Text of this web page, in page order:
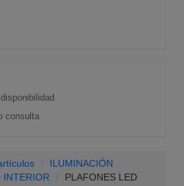
consulta
ILUMINACIÓN
INTERIOR
PLAFONES LED